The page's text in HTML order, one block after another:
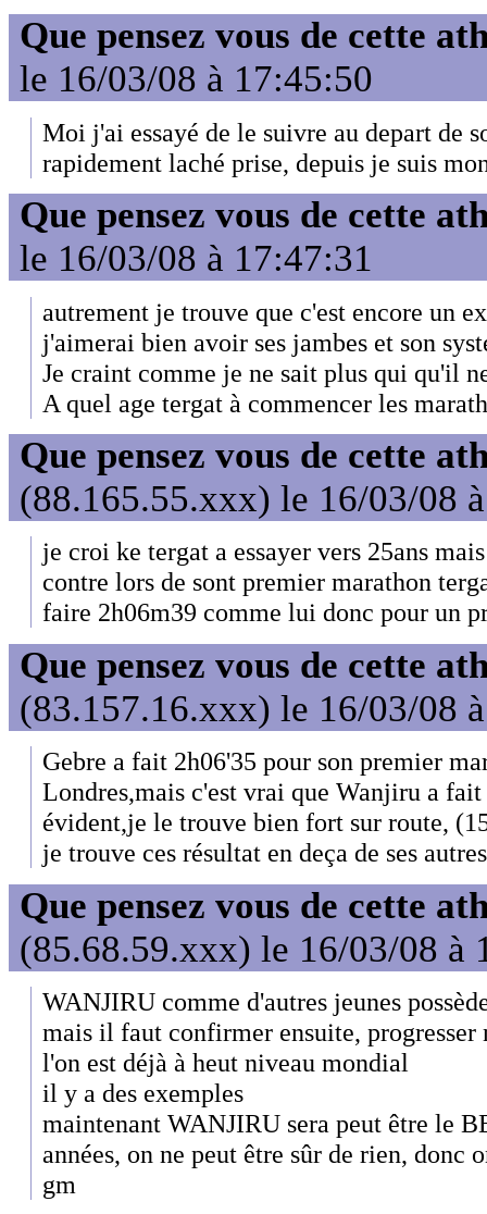
Que pensez vous de cette
le 16/03/08 à 17:45:50
Moi j'ai essayé de le suivre au depart de
rapidement laché prise, depuis je suis
Que pensez vous de cette
le 16/03/08 à 17:47:31
autrement je trouve que c'est encore un
j'aimerai bien avoir ses jambes et son
Je craint comme je ne sait plus qui qu'il
A quel age tergat à commencer les
Que pensez vous de cette
(88.165.55.xxx) le 16/03/08
je croi ke tergat a essayer vers 25ans
contre lors de sont premier marathon
faire 2h06m39 comme lui donc pour un
Que pensez vous de cette
(83.157.16.xxx) le 16/03/08
Gebre a fait 2h06'35 pour son premier
Londres,mais c'est vrai que Wanjiru a fait
évident,je le trouve bien fort sur route,
je trouve ces résultat en deça de ses
Que pensez vous de cette
(85.68.59.xxx) le 16/03/08 à
WANJIRU comme d'autres jeunes
mais il faut confirmer ensuite, progresser
l'on est déjà à heut niveau mondial
il y a des exemples
maintenant WANJIRU sera peut être le
années, on ne peut être sûr de rien, donc
gm